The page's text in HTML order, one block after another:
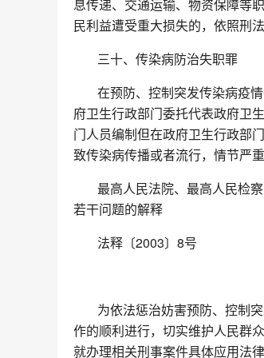
息传递、交通运输、物资保障等
民利益遭受重大损失的，依照刑
三十、传染病防治失职罪
在预防、控制突发传染病疫
府卫生行政部门委托代表政府卫
门人员编制但在政府卫生行政部
致传染病传播或者流行，情节严
最高人民法院、最高人民检
若干问题的解释
法释〔2003〕8号
为依法惩治妨害预防、控制
作的顺利进行，切实维护人民群
就办理相关刑事案件具体应用法